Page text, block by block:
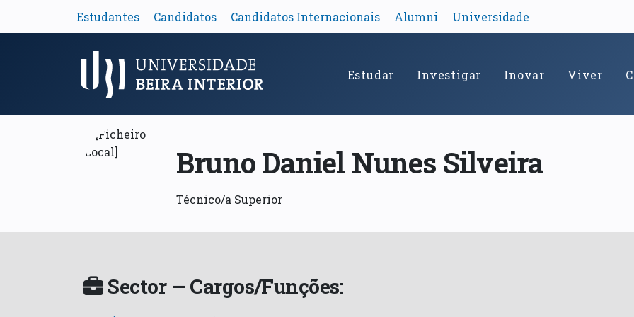
Estudantes Candidatos Candidatos Internacionais Alumni Universidade
Menu Principal Estudar Investigar Inovar Viver
Bruno Daniel Nunes Silveira
Técnico/a Superior
Sector — Cargos/Funções: